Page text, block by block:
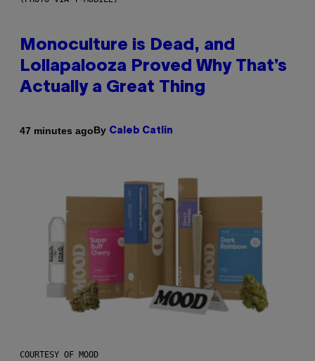
Monoculture is Dead, and
Lollapalooza Proved Why That’s
Actually a Great Thing
47 minutes agoBy Caleb Catlin
COURTESY OF MOOD